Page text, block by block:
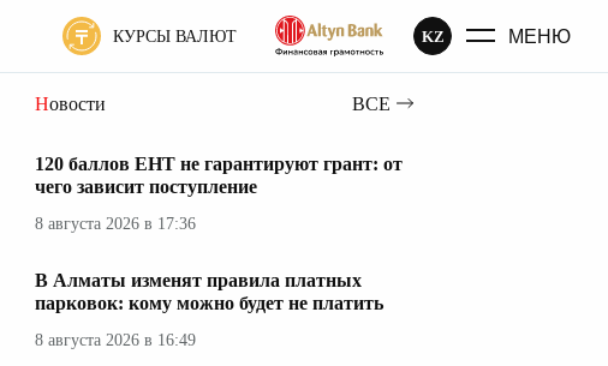
КУРСЫ ВАЛЮТ KZ МЕНЮ
Новости ВСЕ
120 баллов ЕНТ не гарантируют грант: от
чего зависит поступление
8 августа 2026 в 17:36
В Алматы изменят правила платных
парковок: кому можно будет не платить
8 августа 2026 в 16:49